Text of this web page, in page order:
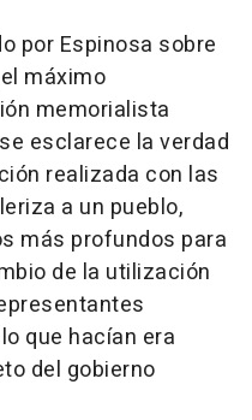
por Espinosa sobre
máximo
memorialista
esclarece la verdad
realizada con las
a un pueblo,
más profundos para
de la utilización
que hacían era
del gobierno